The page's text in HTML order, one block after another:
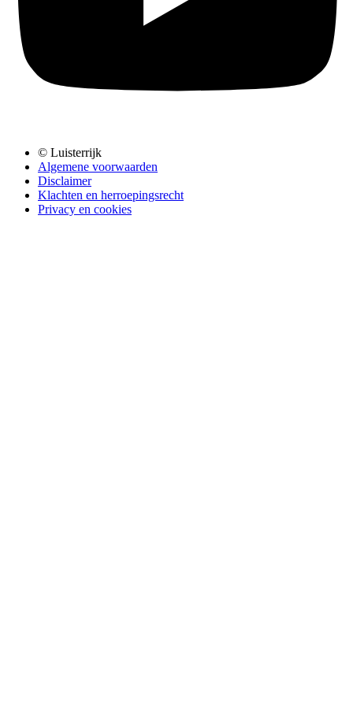
© Luisterrijk
Algemene voorwaarden
Disclaimer
Klachten en herroepingsrecht
Privacy en cookies